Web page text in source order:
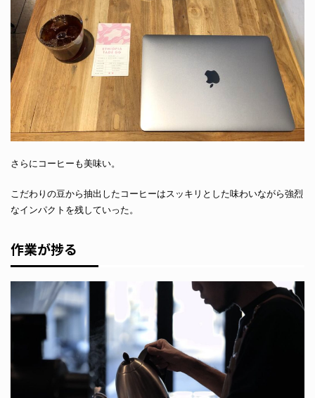
さらにコーヒーも美味い。
こだわりの豆から抽出したコーヒーはスッキリとした味わいながら強烈
なインパクトを残していった。
作業が捗る